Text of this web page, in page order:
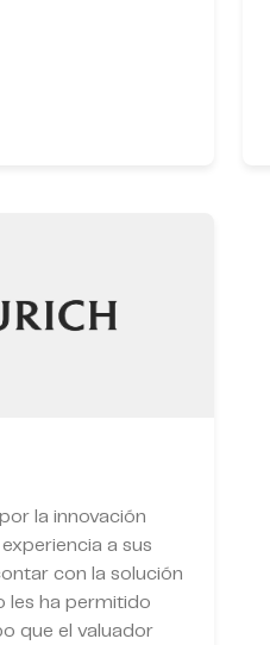
la innovación
a sus
con la solución
les ha permitido
que el valuador